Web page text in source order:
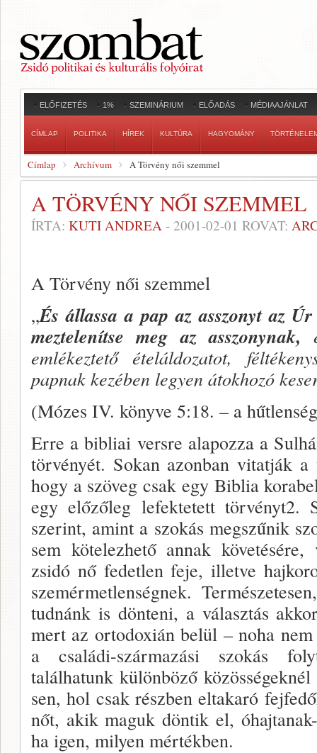
ELŐFIZETÉS 1% SZEMINÁRIUM ELŐADÁS MÉDIAAJÁNLAT
CÍMLAP POLITIKA HÍREK KULTÚRA HAGYOMÁNY
Címlap Archívum A Törvény női szemmel
A TÖRVÉNY NŐI SZEMMEL
ÍRTA: KUTI ANDREA - 2001-02-01 ROVAT:
A Törvény női szemmel
„És állassa a pap az asszonyt az
meztelenítse meg az asszonynak,
emlékeztető ételál­dozatot,
papnak kezében legyen átokho­zó
(Mózes IV. könyve 5:18. – a
Erre a bibliai versre alapozza a
törvényét. So­kan azonban vitatják a
hogy a szöveg csak egy Biblia
egy előzőleg lefektetett
szerint, amint a szokás meg­szűnik
sem kötelezhető annak
zsidó nő fedetlen feje, illetve
szemérmetlenségnek.
tudnánk is dönteni, a választás
mert az ortodoxián belül – noha
a családi-származási szokás
találhatunk különböző
sen, hol csak részben eltakaró
nőt, akik maguk döntik el,
ha igen, milyen mértékben.